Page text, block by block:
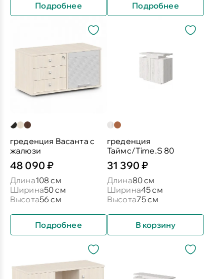
Подробнее Подробнее
греденция Васанта с
жалюзи
48 090 ₽
Длина108 см
Ширина50 см
Высота56 см
Подробнее
греденция
Таймс/Time.S 80
31 390 ₽
Длина80 см
Ширина45 см
Высота75 см
В корзину